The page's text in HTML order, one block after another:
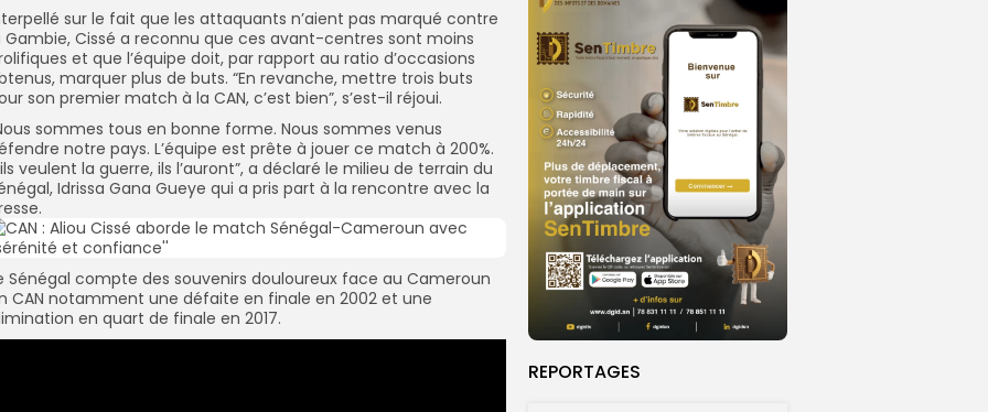
REPORTAGES
sur le fait que les attaquants n’aient pas marqué contre
Gambie, Cissé a reconnu que ces avant-centres sont moins
et que l’équipe doit, par rapport au ratio d’occasions
marquer plus de buts. “En revanche, mettre trois buts
son premier match à la CAN, c’est bien”, s’est-il réjoui.
sommes tous en bonne forme. Nous sommes venus
notre pays. L’équipe est prête à jouer ce match à 200%.
veulent la guerre, ils l’auront”, a déclaré le milieu de terrain du
Idrissa Gana Gueye qui a pris part à la rencontre avec la
Sénégal compte des souvenirs douloureux face au Cameroun
CAN notamment une défaite en finale en 2002 et une
en quart de finale en 2017.